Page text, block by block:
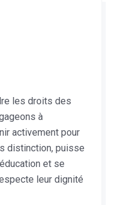
les droits des
à
activement pour
distinction, puisse
et se
leur dignité